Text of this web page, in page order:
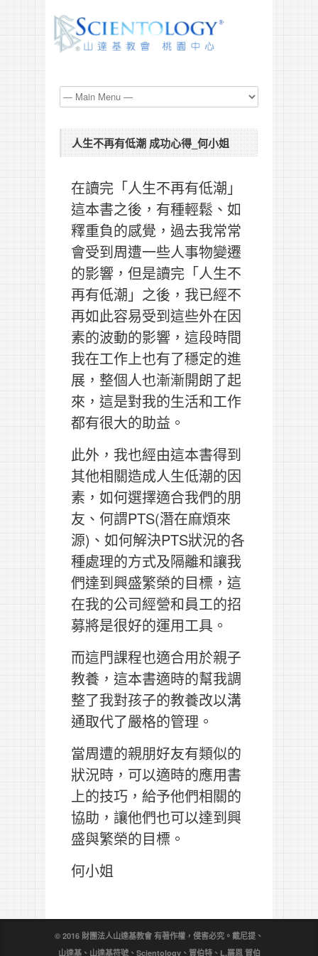
人生不再有低潮 成功心得_何小姐
在讀完「人生不再有低潮」
這本書之後，有種輕鬆、如
釋重負的感覺，過去我常常
會受到周遭一些人事物變遷
的影響，但是讀完「人生不
再有低潮」之後，我已經不
再如此容易受到這些外在因
素的波動的影響，這段時間
我在工作上也有了穩定的進
展，整個人也漸漸開朗了起
來，這是對我的生活和工作
都有很大的助益。
此外，我也經由這本書得到
其他相關造成人生低潮的因
素，如何選擇適合我們的朋
友、何謂PTS(潛在麻煩來
源)、如何解決PTS狀況的各
種處理的方式及隔離和讓我
們達到興盛繁榮的目標，這
在我的公司經營和員工的招
募將是很好的運用工具。
而這門課程也適合用於親子
教養，這本書適時的幫我調
整了我對孩子的教養改以溝
通取代了嚴格的管理。
當周遭的親朋好友有類似的
狀況時，可以適時的應用書
上的技巧，給予他們相關的
協助，讓他們也可以達到興
盛與繁榮的目標。
何小姐
© 2016 財團法人山達基教會 有著作權，侵害必究。戴尼提、
山達基、山達基符號、Scientology、賀伯特、L.羅恩 賀伯